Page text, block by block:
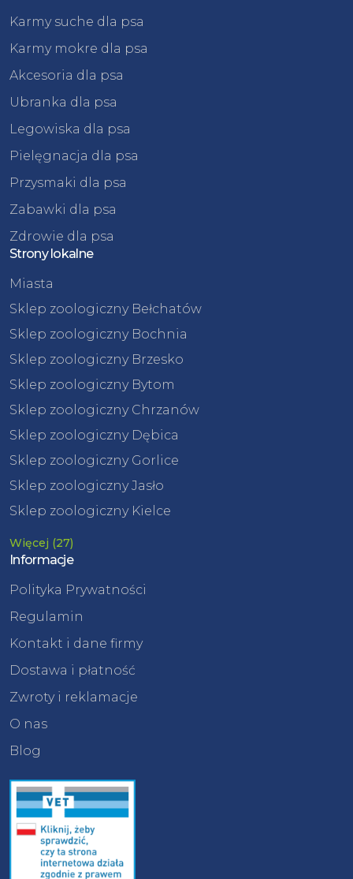
Karmy suche dla psa
Karmy mokre dla psa
Akcesoria dla psa
Ubranka dla psa
Legowiska dla psa
Pielęgnacja dla psa
Przysmaki dla psa
Zabawki dla psa
Zdrowie dla psa
Strony lokalne
Miasta
Sklep zoologiczny Bełchatów
Sklep zoologiczny Bochnia
Sklep zoologiczny Brzesko
Sklep zoologiczny Bytom
Sklep zoologiczny Chrzanów
Sklep zoologiczny Dębica
Sklep zoologiczny Gorlice
Sklep zoologiczny Jasło
Sklep zoologiczny Kielce
Więcej (27)
Informacje
Polityka Prywatności
Regulamin
Kontakt i dane firmy
Dostawa i płatność
Zwroty i reklamacje
O nas
Blog